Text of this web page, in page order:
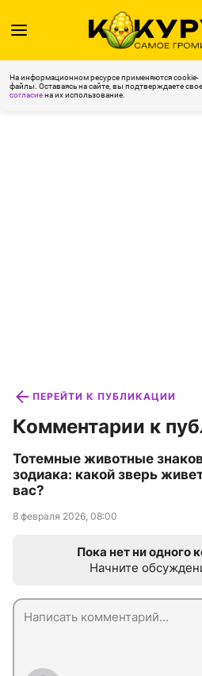
На информационном ресурсе применяются cookie-
файлы. Оставаясь на сайте, вы подтверждаете свое
согласиена их использование.
ПЕРЕЙТИ К ПУБЛИКАЦИИ
Комментарии к
Тотемные животные
зодиака: какой зверь
вас?
8 февраля 2026, 08:00
Пока нет ни одного
Начните